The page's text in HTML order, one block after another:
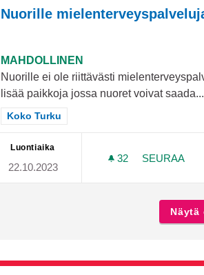
Nuorille
MAHDOLLINEN
Nuorille ei ole riittävästi
lisää paikkoja jossa nuoret voivat saada...
Rajaa tulokset teeman mukaan: Koko
Koko Turku
Luontiaika
22.10.2023
32 32
SEURAA
Näytä